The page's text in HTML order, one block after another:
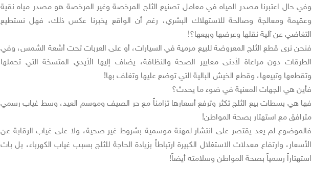
وفي حال اعتبرنا مصدر المياه في معامل تصنيع الثلج المرخصة وغير المرخصة هو مصدر مياه نقية
وعقيمة ومعالجة وصالحة للاستهلاك البشري، رغم أن الواقع يخبرنا عكس ذلك، فهل نستطيع
التغاضي عن آلية نقلها وعرضها وبيعها؟!
فنحن نرى قطع الثلج المعروضة للبيع مرمية في السيارات، أو على العربات تحت أشعة الشمس، وفي
الطرقات دون مراعاة لأدنى معايير الصحة والنظافة، يضاف إليها الأيدي المتسخة التي تحملها
وتقطعها وتبيعها، وقطع الخيش البالية التي توضع عليها وتغلف بها!
فأين هي الجهات المعنية في ضوء ما يحدث؟
فها هي بسطات بيع الثلج تكثر وترفع أسعارها تزامناً مع حر الصيف وموسم العيد، وسط غياب رسمي
مترافق مع استهتار بصحة المواطن!
فالموضوع لم يعد يقتصر على انتشار لمهنة موسمية بشروط غير صحية، ولا على غياب الرقابة عن
الأسعار، وارتفاع معدلات الاستغلال الكبيرة ارتباطاً بزيادة الحاجة للثلج بسبب غياب الكهرباء، بل بات
استهتاراً رسمياً بصحة المواطن وسلامته أيضاً!